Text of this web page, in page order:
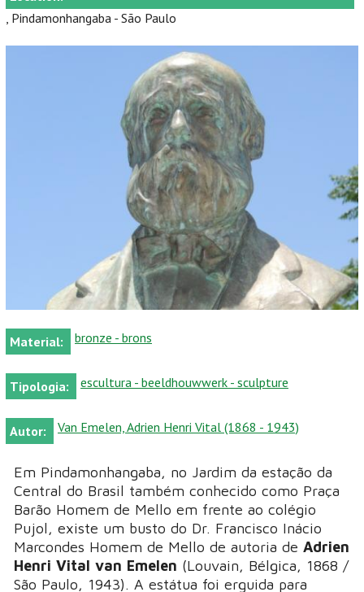
, Pindamonhangaba - São Paulo
Material: bronze - brons
Tipologia: escultura - beeldhouwwerk - sculpture
Autor: Van Emelen, Adrien Henri Vital (1868 - 1943)
Em Pindamonhangaba, no Jardim da estação da
Central do Brasil também conhecido como Praça
Barão Homem de Mello em frente ao colégio
Pujol, existe um busto do Dr. Francisco Inácio
Marcondes Homem de Mello de autoria de Adrien
Henri Vital van Emelen (Louvain, Bélgica, 1868 /
São Paulo, 1943). A estátua foi erguida para